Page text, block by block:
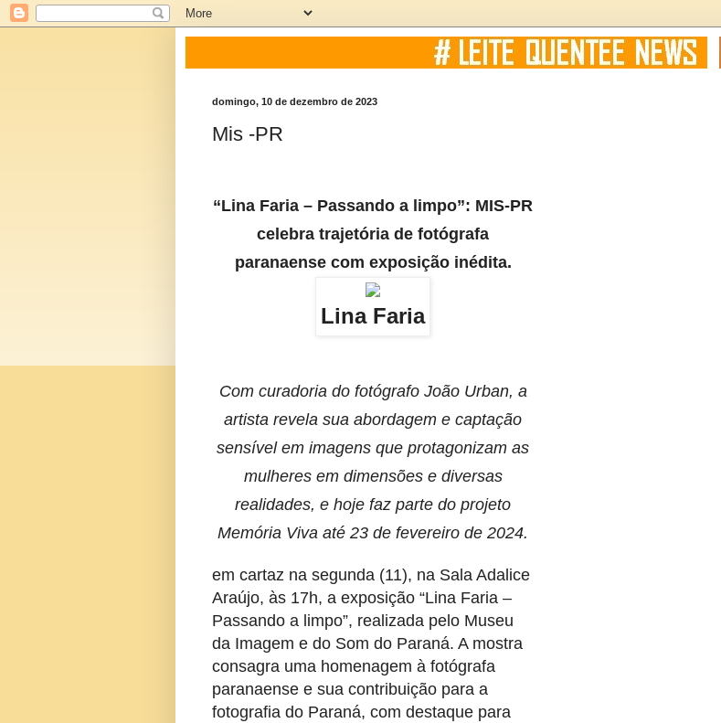
domingo, 10 de dezembro de 2023
Mis -PR
“Lina Faria – Passando a limpo”: MIS-PR
celebra trajetória de fotógrafa
paranaense com exposição inédita.
Lina Faria
Com curadoria do fotógrafo João Urban, a
artista revela sua abordagem e captação
sensível em imagens que protagonizam as
mulheres em dimensões e diversas
realidades, e hoje faz parte do projeto
Memória Viva até 23 de fevereiro de 2024.
em cartaz na segunda (11), na Sala Adalice
Araújo, às 17h, a exposição “Lina Faria –
Passando a limpo”, realizada pelo Museu
da Imagem e do Som do Paraná. A mostra
consagra uma homenagem à fotógrafa
paranaense e sua contribuição para a
fotografia do Paraná, com destaque para